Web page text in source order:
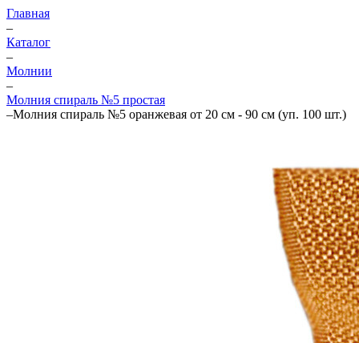
Главная
–
Каталог
–
Молнии
–
Молния спираль №5 простая
–Молния спираль №5 оранжевая от 20 см - 90 см (уп. 100 шт.)